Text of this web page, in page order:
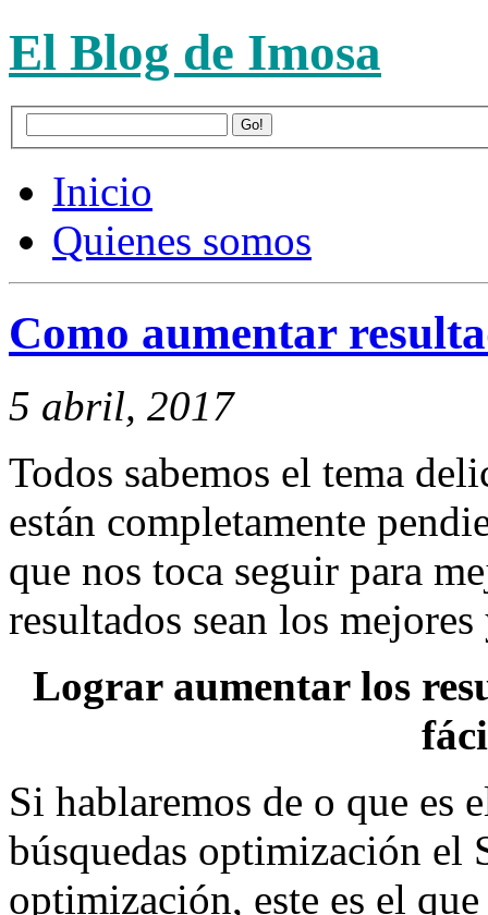
El Blog de Imosa
Inicio
Quienes somos
Como aumentar
5 abril, 2017
Todos sabemos el tema
están completamente
que nos toca seguir para
resultados sean los
Lograr aumentar los
Si hablaremos de o que es
búsquedas optimización el
optimización, este es el